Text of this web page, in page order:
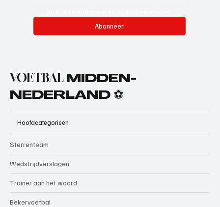
Abonneer
VOETBAL MIDDEN-
NEDERLAND ⚽
Hoofdcategorieën
Sterrenteam
Wedstrijdverslagen
Trainer aan het woord
Bekervoetbal